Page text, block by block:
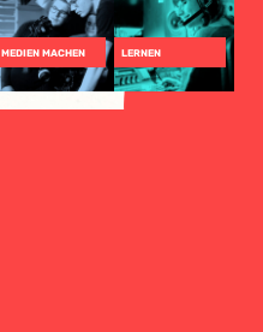
MEDIEN MACHEN LERNEN